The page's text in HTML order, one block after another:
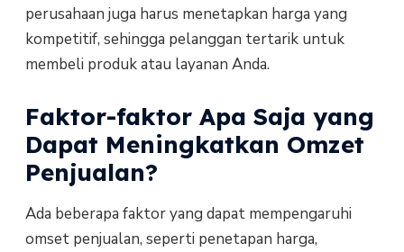
perusahaan juga harus menetapkan harga yang
kompetitif, sehingga pelanggan tertarik untuk
membeli produk atau layanan Anda.
Faktor-faktor Apa Saja yang
Dapat Meningkatkan Omzet
Penjualan?
Ada beberapa faktor yang dapat mempengaruhi
omset penjualan, seperti penetapan harga,